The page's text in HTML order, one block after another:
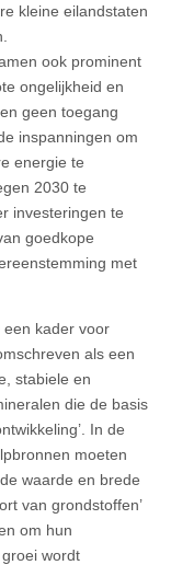
kleine eilandstaten
ook prominent
ongelijkheid en
geen toegang
inspanningen om
energie te
2030 te
investeringen te
goedkope
met
een kader voor
als een
stabiele en
die de basis
In de
moeten
waarde en brede
van grondstoffen’
om hun
wordt